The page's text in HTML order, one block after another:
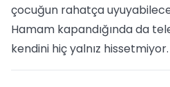
çocuğun rahatça
Hamam kapandığında da
kendini hiç yalnız hissetmiyor.